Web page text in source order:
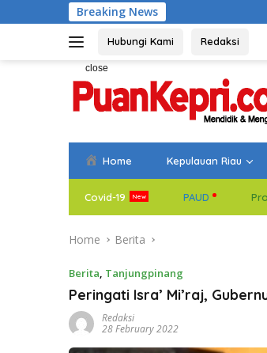
to
Breaking News
Hubungi Kami Redaksi
close
Home Kepulauan Riau
Covid-19 PAUD
Home Berita
Berita, Tanjungpinang
Peringati Isra’ Mi’raj,
Redaksi
28 February 2022